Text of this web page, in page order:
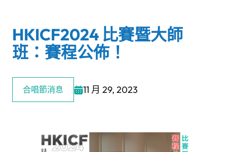
HKICF2024 比賽暨大師
班：賽程公佈！
合唱節消息 11 月 29, 2023